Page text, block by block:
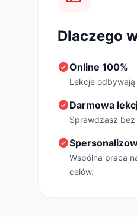
Dlaczego
Online 100%
Lekcje
Darmowa
Sprawdzasz
Wspólna praca
celów.